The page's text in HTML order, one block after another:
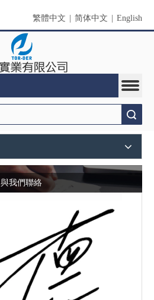
繁體中文 简体中文 English
與我們聯絡